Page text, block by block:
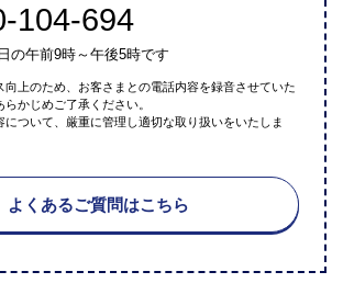
104-694
の午前9時～午後5時です
向上のため、お客さまとの電話内容を録音させていた
かじめご了承ください。
について、厳重に管理し適切な取り扱いをいたしま
よくあるご質問はこちら